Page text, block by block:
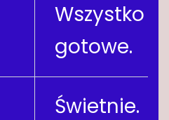
Wszystko
gotowe.
Świetnie.